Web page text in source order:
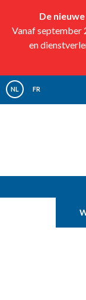
De
Vanaf september
en
NL FR